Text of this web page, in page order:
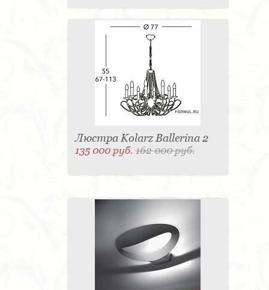
Люстра Kolarz Ballerina 2
135 000 руб.162 000 руб.